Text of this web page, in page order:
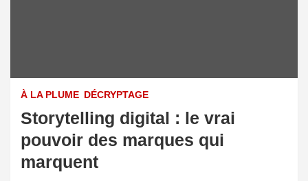
À LA PLUME DÉCRYPTAGE
Storytelling digital : le vrai
pouvoir des marques qui
marquent